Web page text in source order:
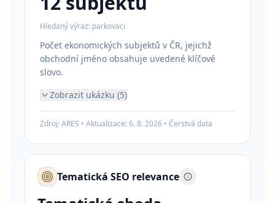
Hledaný výraz: parkovaci
Počet ekonomických subjektů v ČR, jejichž
obchodní jméno obsahuje uvedené klíčové
slovo.
Zobrazit ukázku (5)
Zdroj: ARES • Aktualizace:6. 8. 2026 • Čerstvá data
Tematická SEO relevance